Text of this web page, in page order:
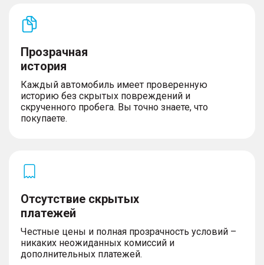
Прозрачная
история
Каждый автомобиль имеет проверенную
историю без скрытых повреждений и
скрученного пробега. Вы точно знаете, что
покупаете.
Отсутствие скрытых
платежей
Честные цены и полная прозрачность условий –
никаких неожиданных комиссий и
дополнительных платежей.